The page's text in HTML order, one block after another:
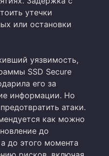
утечки
или остановки
уязвимость,
SSD Secure
его за
информации. Но
атаки.
как можно
до
до этого момента